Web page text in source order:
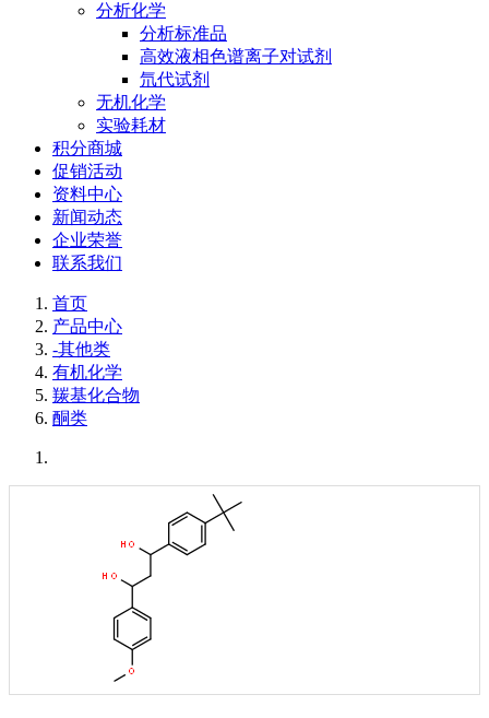
分析化学
分析标准品
高效液相色谱离子对试剂
氘代试剂
无机化学
实验耗材
积分商城
促销活动
资料中心
新闻动态
企业荣誉
联系我们
首页
产品中心
-其他类
有机化学
羰基化合物
酮类